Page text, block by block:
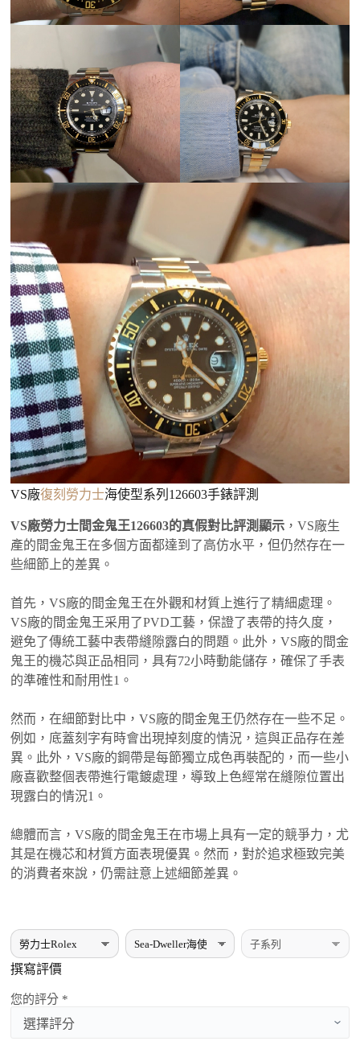
VS廠復刻勞力士海使型系列126603手錶評測
VS廠勞力士間金鬼王126603的真假對比評測顯示 ，VS廠生
產的間金鬼王在多個方面都達到了高仿水平，但仍然存在一
些細節上的差異。‌
首先，VS廠的間金鬼王在外觀和材質上進行了精細處理。
VS廠的間金鬼王采用了PVD工藝，保證了表帶的持久度，
避免了傳統工藝中表帶縫隙露白的問題。此外，VS廠的間金
鬼王的機芯與正品相同，具有72小時動能儲存，確保了手表
的準確性和耐用性‌1。
然而，在細節對比中，VS廠的間金鬼王仍然存在一些不足。
例如，底蓋刻字有時會出現掉刻度的情況，這與正品存在差
異。此外，VS廠的鋼帶是每節獨立成色再裝配的，而一些小
廠喜歡整個表帶進行電鍍處理，導致上色經常在縫隙位置出
現露白的情況‌1。
總體而言，VS廠的間金鬼王在市場上具有一定的競爭力，尤
其是在機芯和材質方面表現優異。然而，對於追求極致完美
的消費者來說，仍需註意上述細節差異。
撰寫評價
您的評分 *